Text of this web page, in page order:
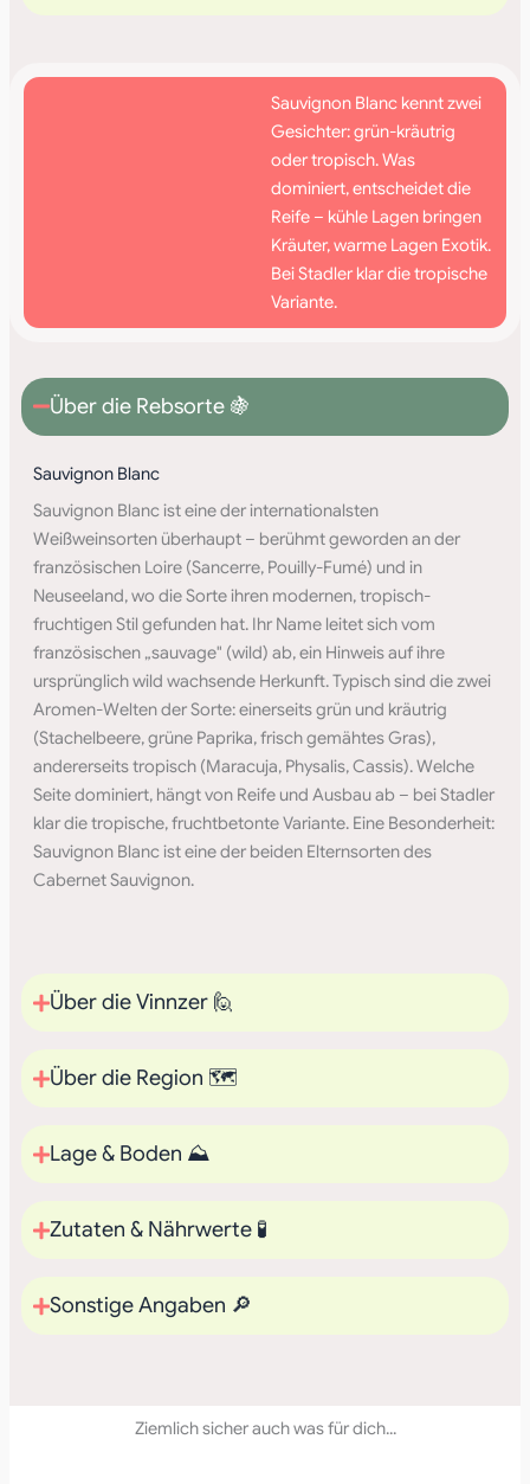
Sauvignon Blanc kennt zwei
Gesichter: grün-kräutrig
oder tropisch. Was
dominiert, entscheidet die
Reife – kühle Lagen bringen
Kräuter, warme Lagen Exotik.
Bei Stadler klar die tropische
Variante.
Über die Rebsorte 🍇
Sauvignon Blanc
Sauvignon Blanc ist eine der internationalsten
Weißweinsorten überhaupt – berühmt geworden an der
französischen Loire (Sancerre, Pouilly-Fumé) und in
Neuseeland, wo die Sorte ihren modernen, tropisch-
fruchtigen Stil gefunden hat. Ihr Name leitet sich vom
französischen „sauvage" (wild) ab, ein Hinweis auf ihre
ursprünglich wild wachsende Herkunft. Typisch sind die zwei
Aromen-Welten der Sorte: einerseits grün und kräutrig
(Stachelbeere, grüne Paprika, frisch gemähtes Gras),
andererseits tropisch (Maracuja, Physalis, Cassis). Welche
Seite dominiert, hängt von Reife und Ausbau ab – bei Stadler
klar die tropische, fruchtbetonte Variante. Eine Besonderheit:
Sauvignon Blanc ist eine der beiden Elternsorten des
Cabernet Sauvignon.
Über die Vinnzer 🙋
Über die Region 🗺️
Lage & Boden ⛰️
Zutaten & Nährwerte 🧪
Sonstige Angaben 🔎
Ziemlich sicher auch was für dich...